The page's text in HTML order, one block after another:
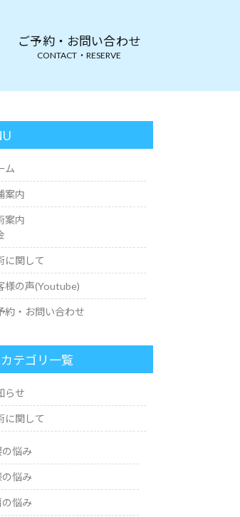
ご予約・お問い合わせ
CONTACT・RESERVE
ム
案内
案内
に関して
様の声(Youtube)
約・お問い合わせ
テゴリ一覧
らせ
に関して
の悩み
の悩み
の悩み